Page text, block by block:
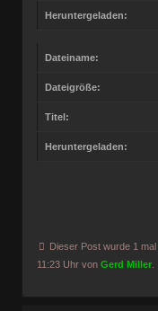
Heruntergeladen:
Dateiname:
Dateigröße:
Titel:
Heruntergeladen:
Dieser Post wurde 1
11:23 Uhr von Gerd Miller